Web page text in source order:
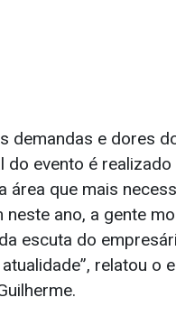
demandas e dores
do evento é
área que mais
ano, a gente
escuta do
relatou o